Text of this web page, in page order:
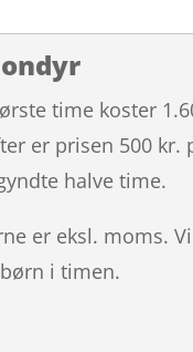
time koster
er prisen 500 kr.
halve time.
er eksl. moms.
i timen.